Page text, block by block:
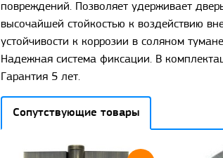
повреждений. Позволяет удерживает
высочайшей стойкостью к воздействию
устойчивости к коррозии в соляном
Надежная система фиксации. В
Гарантия 5 лет.
Сопутствующие товары